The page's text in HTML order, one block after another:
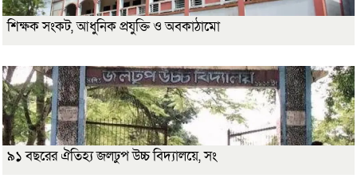
শিক্ষক সংকট, আধুনিক প্রযুক্তি ও অবকাঠামো
৯১ বছরের ঐতিহ্য জলঢুপ উচ্চ বিদ্যালয়ে, সং